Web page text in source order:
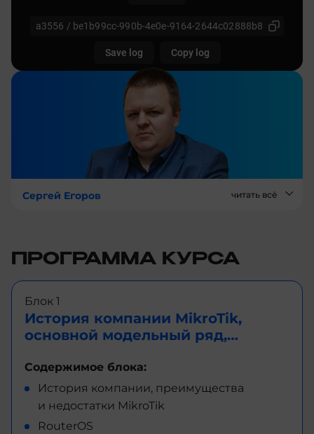
Сергей Егоров читать всё
ПРОГРАММА КУРСА
Блок 1
История компании MikroTik,
основной модельный ряд,
решениями, лицензирование,
выбор оборудования
Содержимое блока:
История компании, преимущества
и недостатки MikroTik
RouterOS